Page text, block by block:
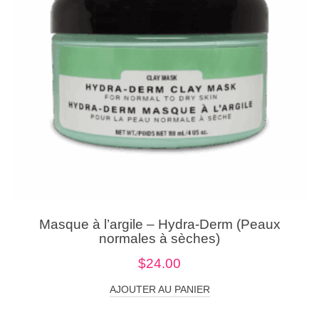
Masque à l’argile – Hydra-Derm (Peaux
normales à sèches)
$24.00
AJOUTER AU PANIER